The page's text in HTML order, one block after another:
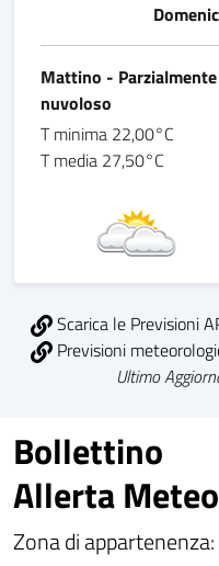
Mattino - Parzialmente
nuvoloso
T minima 22,00°C
T media 27,50°C
Scarica le Previsioni
Previsioni
Ultimo
Bollettino
Allerta Meteo
Zona di appartenenza: